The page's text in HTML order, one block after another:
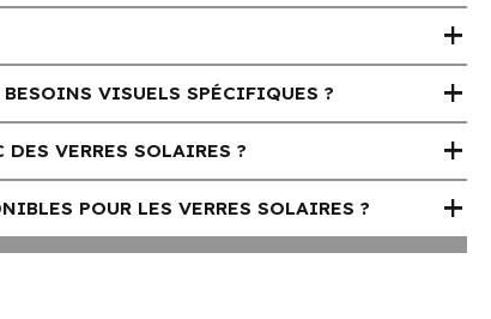
add
VISUELS SPÉCIFIQUES ? add
VERRES SOLAIRES ? add
POUR LES VERRES SOLAIRES ? add